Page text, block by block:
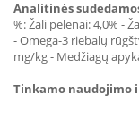
Analitinės
%: Žali pelenai: 4,0% -
- Omega-3 riebalų
mg/kg - Medžiagų
Tinkamo naudojimo